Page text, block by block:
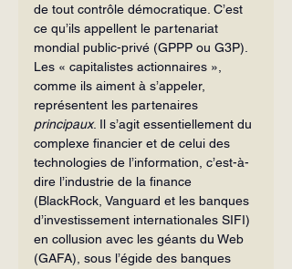
de tout contrôle démocratique. C’est
ce qu’ils appellent le partenariat
mondial public-privé (GPPP ou G3P).
Les « capitalistes actionnaires »,
comme ils aiment à s’appeler,
représentent les partenaires
principaux. Il s’agit essentiellement du
complexe financier et de celui des
technologies de l’information, c’est-à-
dire l’industrie de la finance
(BlackRock, Vanguard et les banques
d’investissement internationales SIFI)
en collusion avec les géants du Web
(GAFA), sous l’égide des banques